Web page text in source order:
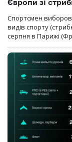
Європи зі
Спортсмен
видів спорту
серпня в Парижі